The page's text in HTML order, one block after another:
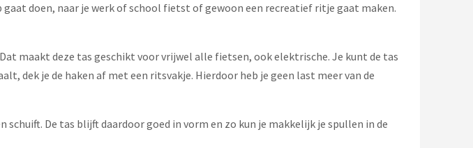
doen, naar je werk of school fietst of gewoon een recreatief ritje gaat maken.
maakt deze tas geschikt voor vrijwel alle fietsen, ook elektrische. Je kunt de tas
dek je de haken af met een ritsvakje. Hierdoor heb je geen last meer van de
De tas blijft daardoor goed in vorm en zo kun je makkelijk je spullen in de